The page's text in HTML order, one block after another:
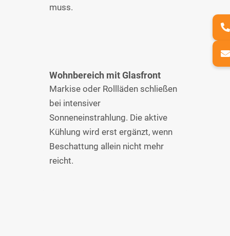
muss.
Wohnbereich mit Glasfront
Markise oder Rollläden schließen
bei intensiver
Sonneneinstrahlung. Die aktive
Kühlung wird erst ergänzt, wenn
Beschattung allein nicht mehr
reicht.